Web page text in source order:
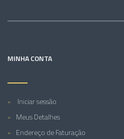
MINHA CONTA
Iniciar sessão
Meus Detalhes
Endereço de Faturação